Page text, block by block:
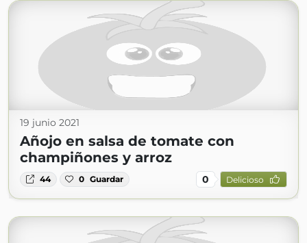
19 junio 2021
Añojo en salsa de tomate con
champiñones y arroz
44 0 Guardar 0 Delicioso